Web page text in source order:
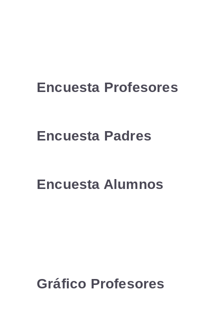
Encuesta Profesores
Encuesta Padres
Encuesta Alumnos
Gráfico Profesores